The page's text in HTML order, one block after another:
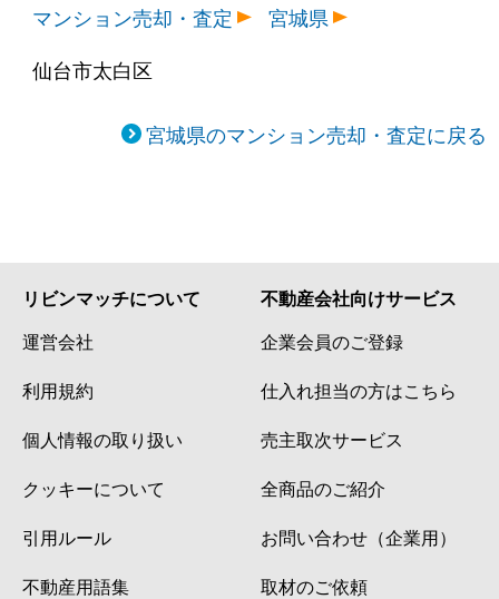
マンション売却・査定
宮城県
仙台市太白区
宮城県のマンション売却・査定に戻る
リビンマッチについて
運営会社
利用規約
個人情報の取り扱い
クッキーについて
引用ルール
不動産用語集
不動産会社向けサービス
企業会員のご登録
仕入れ担当の方はこちら
売主取次サービス
全商品のご紹介
お問い合わせ（企業用）
取材のご依頼